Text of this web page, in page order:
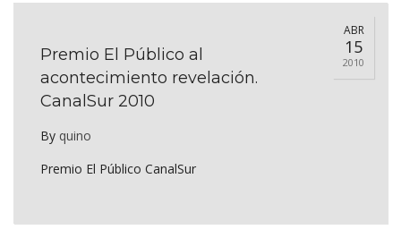
ABR
15
2010
Premio El Público al
acontecimiento revelación.
CanalSur 2010
By quino
Premio El Público CanalSur